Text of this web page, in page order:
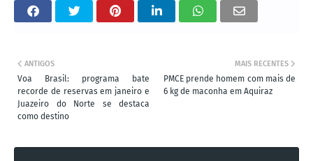
MAIS RECENTES
PMCE prende homem com mais de
6 kg de maconha em Aquiraz
ANTIGOS
Voa Brasil: programa bate
recorde de reservas em janeiro e
Juazeiro do Norte se destaca
como destino